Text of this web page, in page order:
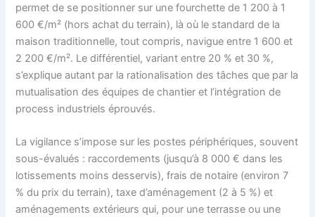
permet de se positionner sur une fourchette de 1 200 à 1
600 €/m² (hors achat du terrain), là où le standard de la
maison traditionnelle, tout compris, navigue entre 1 600 et
2 200 €/m². Le différentiel, variant entre 20 % et 30 %,
s’explique autant par la rationalisation des tâches que par la
mutualisation des équipes de chantier et l’intégration de
process industriels éprouvés.
La vigilance s’impose sur les postes périphériques, souvent
sous-évalués : raccordements (jusqu’à 8 000 € dans les
lotissements moins desservis), frais de notaire (environ 7
% du prix du terrain), taxe d’aménagement (2 à 5 %) et
aménagements extérieurs qui, pour une terrasse ou une